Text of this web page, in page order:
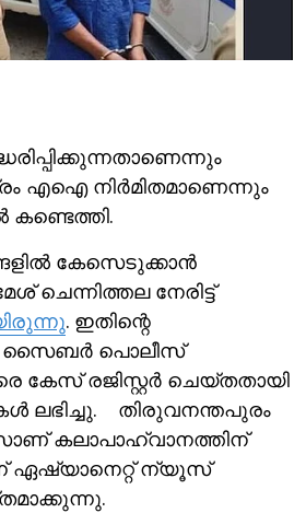
എഐ നിര്‍മിതമാണെന്നും
കേസെടുക്കാന്‍
ചെന്നിത്തല നേരിട്ട്
. ഇതിന്റെ
സൈബര്‍ പൊലീസ്
കേസ് രജിസ്റ്റര്‍ ചെയ്തതായി
ലഭിച്ചു. തിരുവനന്തപുരം
കലാപാഹ്വാനത്തിന്
ഏഷ്യാനെറ്റ് ന്യൂസ്